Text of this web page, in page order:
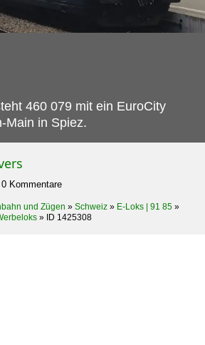
460 079 mit ein EuroCity
Main in Spiez.
Kommentare
und Zügen » Schweiz » E-Loks | 91 85 »
» ID 1425308